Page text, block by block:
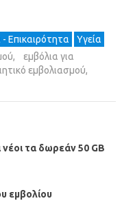
Επικαιρότητα
Υγεία
,
εμβόλια για
εμβολιασμού,
τα δωρεάν 50 GB
εμβολίου